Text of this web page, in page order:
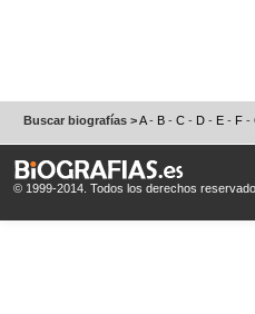
Buscar biografías >A- B - C - D - E - F -
© 1999-2014. Todos los derechos